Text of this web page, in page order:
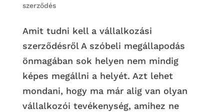
szerződés
Amit tudni kell a vállalkozási
szerződésről A szóbeli megállapodás
önmagában sok helyen nem mindig
képes megállni a helyét. Azt lehet
mondani, hogy ma már alig van olyan
vállalkozói tevékenység, amihez ne